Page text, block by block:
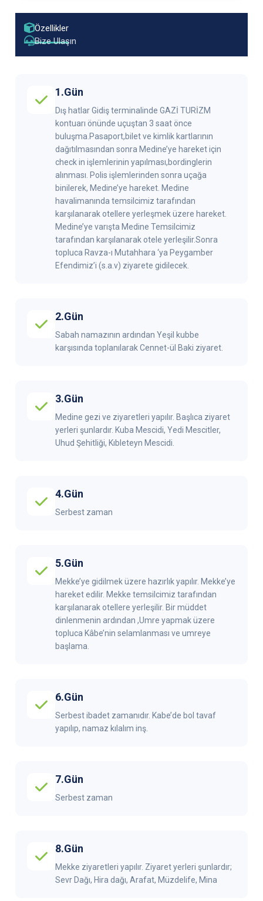
Özellikler
Bize Ulaşın
1.Gün
Dış hatlar Gidiş terminalinde GAZİ TURİZM
kontuarı önünde uçuştan 3 saat önce
buluşma.Pasaport,bilet ve kimlik kartlarının
dağıtılmasından sonra Medine’ye hareket için
check in işlemlerinin yapılması,bordinglerin
alınması. Polis işlemlerinden sonra uçağa
binilerek, Medine’ye hareket. Medine
havalimanında temsilcimiz tarafından
karşılanarak otellere yerleşmek üzere hareket.
Medine’ye varışta Medine Temsilcimiz
tarafından karşılanarak otele yerleşilir.Sonra
topluca Ravza-ı Mutahhara ‘ya Peygamber
Efendimiz’i (s.a.v) ziyarete gidilecek.
2.Gün
Sabah namazının ardından Yeşil kubbe
karşısında toplanılarak Cennet-ül Baki ziyaret.
3.Gün
Medine gezi ve ziyaretleri yapılır. Başlıca ziyaret
yerleri şunlardır. Kuba Mescidi, Yedi Mescitler,
Uhud Şehitliği, Kıbleteyn Mescidi.
4.Gün
Serbest zaman
5.Gün
Mekke’ye gidilmek üzere hazırlık yapılır. Mekke’ye
hareket edilir. Mekke temsilcimiz tarafından
karşılanarak otellere yerleşilir. Bir müddet
dinlenmenin ardından ,Umre yapmak üzere
topluca Kâbe’nin selamlanması ve umreye
başlama.
6.Gün
Serbest ibadet zamanıdır. Kabe’de bol tavaf
yapılıp, namaz kılalım inş.
7.Gün
Serbest zaman
8.Gün
Mekke ziyaretleri yapılır. Ziyaret yerleri şunlardır;
Sevr Dağı, Hira dağı, Arafat, Müzdelife, Mina